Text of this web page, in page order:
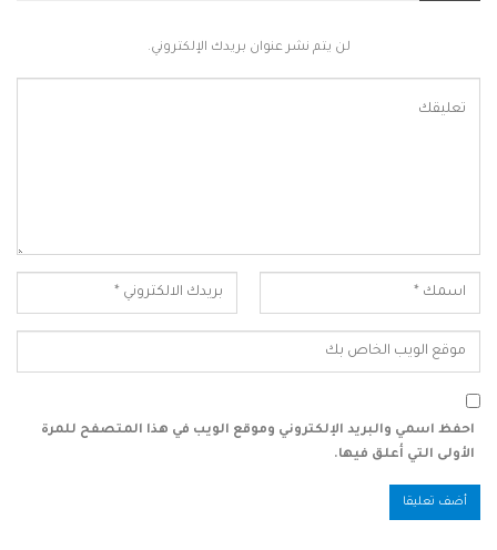
لن يتم نشر عنوان بريدك الإلكتروني.
احفظ اسمي والبريد الإلكتروني وموقع الويب في هذا المتصفح للمرة
الأولى التي أعلق فيها.